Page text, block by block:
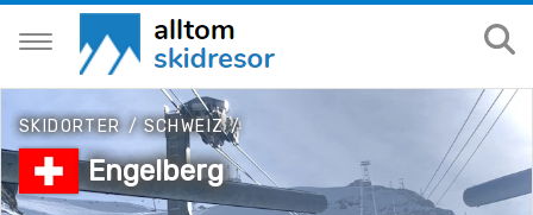
SKIDORTER /SCHWEIZ/
Engelberg